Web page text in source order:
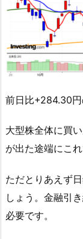
前日比+284.30円
大型株全体に買
が出た途端にこれ
ただとりあえず
しょう。金融引
必要です。